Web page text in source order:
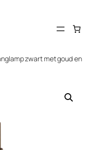
zwart met goud en